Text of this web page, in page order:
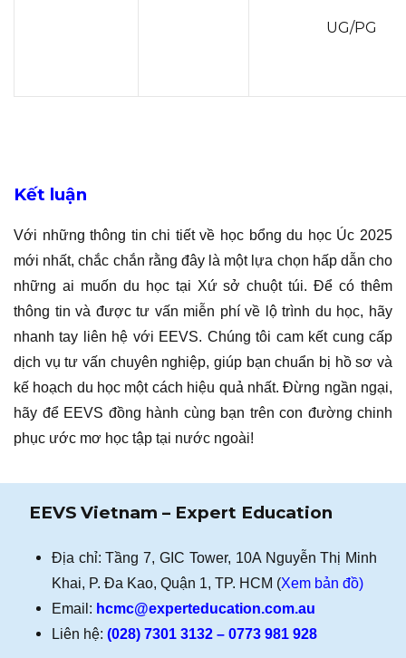
UG/PG
Kết luận
Với những thông tin chi tiết về học bổng du học Úc 2025
mới nhất, chắc chắn rằng đây là một lựa chọn hấp dẫn cho
những ai muốn du học tại Xứ sở chuột túi. Để có thêm
thông tin và được tư vấn miễn phí về lộ trình du học, hãy
nhanh tay liên hệ với EEVS. Chúng tôi cam kết cung cấp
dịch vụ tư vấn chuyên nghiệp, giúp bạn chuẩn bị hồ sơ và
kế hoạch du học một cách hiệu quả nhất. Đừng ngần ngại,
hãy để EEVS đồng hành cùng bạn trên con đường chinh
phục ước mơ học tập tại nước ngoài!
EEVS Vietnam – Expert Education
Địa chỉ: Tầng 7, GIC Tower, 10A Nguyễn Thị Minh
Khai, P. Đa Kao, Quận 1, TP. HCM (Xem bản đồ)
Email: hcmc@experteducation.com.au
Liên hệ: (028) 7301 3132 – 0773 981 928